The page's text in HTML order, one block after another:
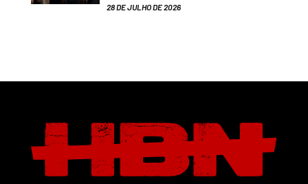
28 DE JULHO DE 2026